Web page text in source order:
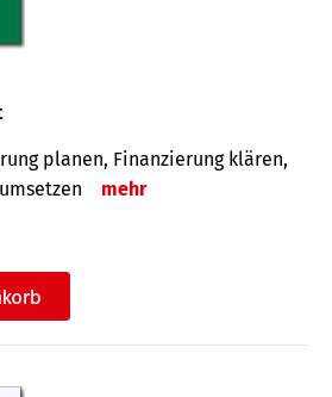
planen, Finanzierung klären,
mehr